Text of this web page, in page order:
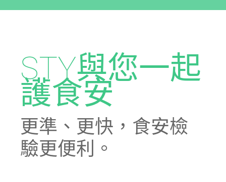
STY與您一起
護食安
更準、更快，食安檢
驗更便利。